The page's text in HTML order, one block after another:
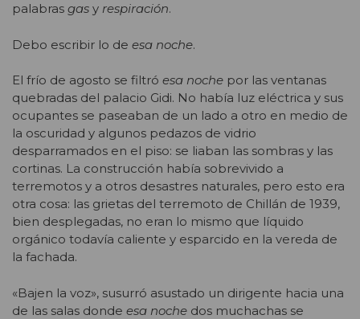
palabras gas y respiración.
Debo escribir lo de esa noche.
El frío de agosto se filtró esa noche por las ventanas
quebradas del palacio Gidi. No había luz eléctrica y sus
ocupantes se paseaban de un lado a otro en medio de
la oscuridad y algunos pedazos de vidrio
desparramados en el piso: se liaban las sombras y las
cortinas. La construcción había sobrevivido a
terremotos y a otros desastres naturales, pero esto era
otra cosa: las grietas del terremoto de Chillán de 1939,
bien desplegadas, no eran lo mismo que líquido
orgánico todavía caliente y esparcido en la vereda de
la fachada.
«Bajen la voz», susurró asustado un dirigente hacia una
de las salas donde esa noche dos muchachas se